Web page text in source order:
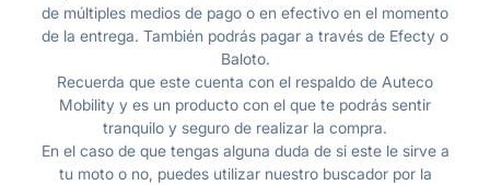
de múltiples medios de pago o en efectivo en el momento
de la entrega. También podrás pagar a través de Efecty o
Baloto.
Recuerda que este cuenta con el respaldo de Auteco
Mobility y es un producto con el que te podrás sentir
tranquilo y seguro de realizar la compra.
En el caso de que tengas alguna duda de si este le sirve a
tu moto o no, puedes utilizar nuestro buscador por la